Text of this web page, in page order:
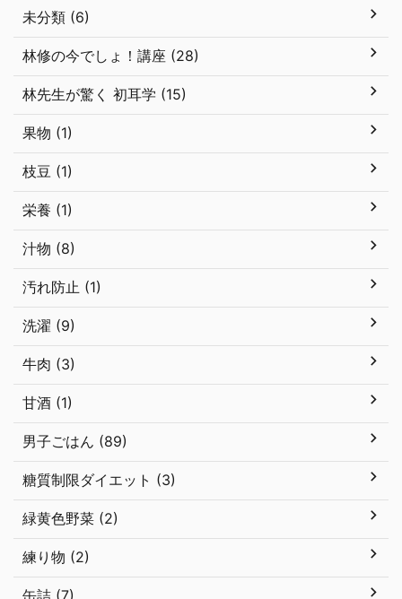
未分類 (6)
林修の今でしょ！講座 (28)
林先生が驚く 初耳学 (15)
果物 (1)
枝豆 (1)
栄養 (1)
汁物 (8)
汚れ防止 (1)
洗濯 (9)
牛肉 (3)
甘酒 (1)
男子ごはん (89)
糖質制限ダイエット (3)
緑黄色野菜 (2)
練り物 (2)
缶詰 (7)